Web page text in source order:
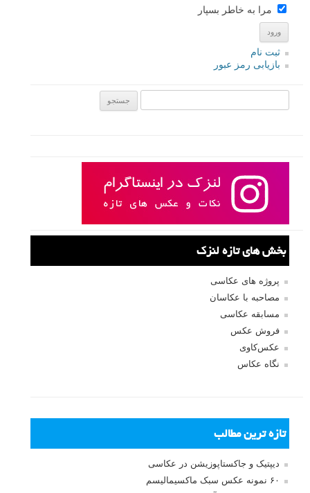
مرا به خاطر بسپار
ثبت نام
بازیابی رمز عبور
بخش های تازه لنزک
پروژه های عکاسی
مصاحبه با عکاسان
مسابقه عکاسی
فروش عکس
عکس‌کاوی
نگاه عکاس
تازه ترین مطالب
دیپتیک و جاکستا‌پوزیشن در عکاسی
۶۰ نمونه عکس سبک ماکسیمالیسم